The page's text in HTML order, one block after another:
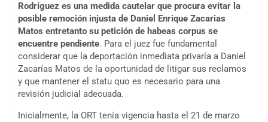
Rodríguez es una medida cautelar que procura evitar la
posible remoción injusta de Daniel Enrique Zacarias
Matos entretanto su petición de habeas corpus se
encuentre pendiente. Para el juez fue fundamental
considerar que la deportación inmediata privaría a Daniel
Zacarías Matos de la oportunidad de litigar sus reclamos
y que mantener el statu quo es necesario para una
revisión judicial adecuada.
Inicialmente, la ORT tenía vigencia hasta el 21 de marzo